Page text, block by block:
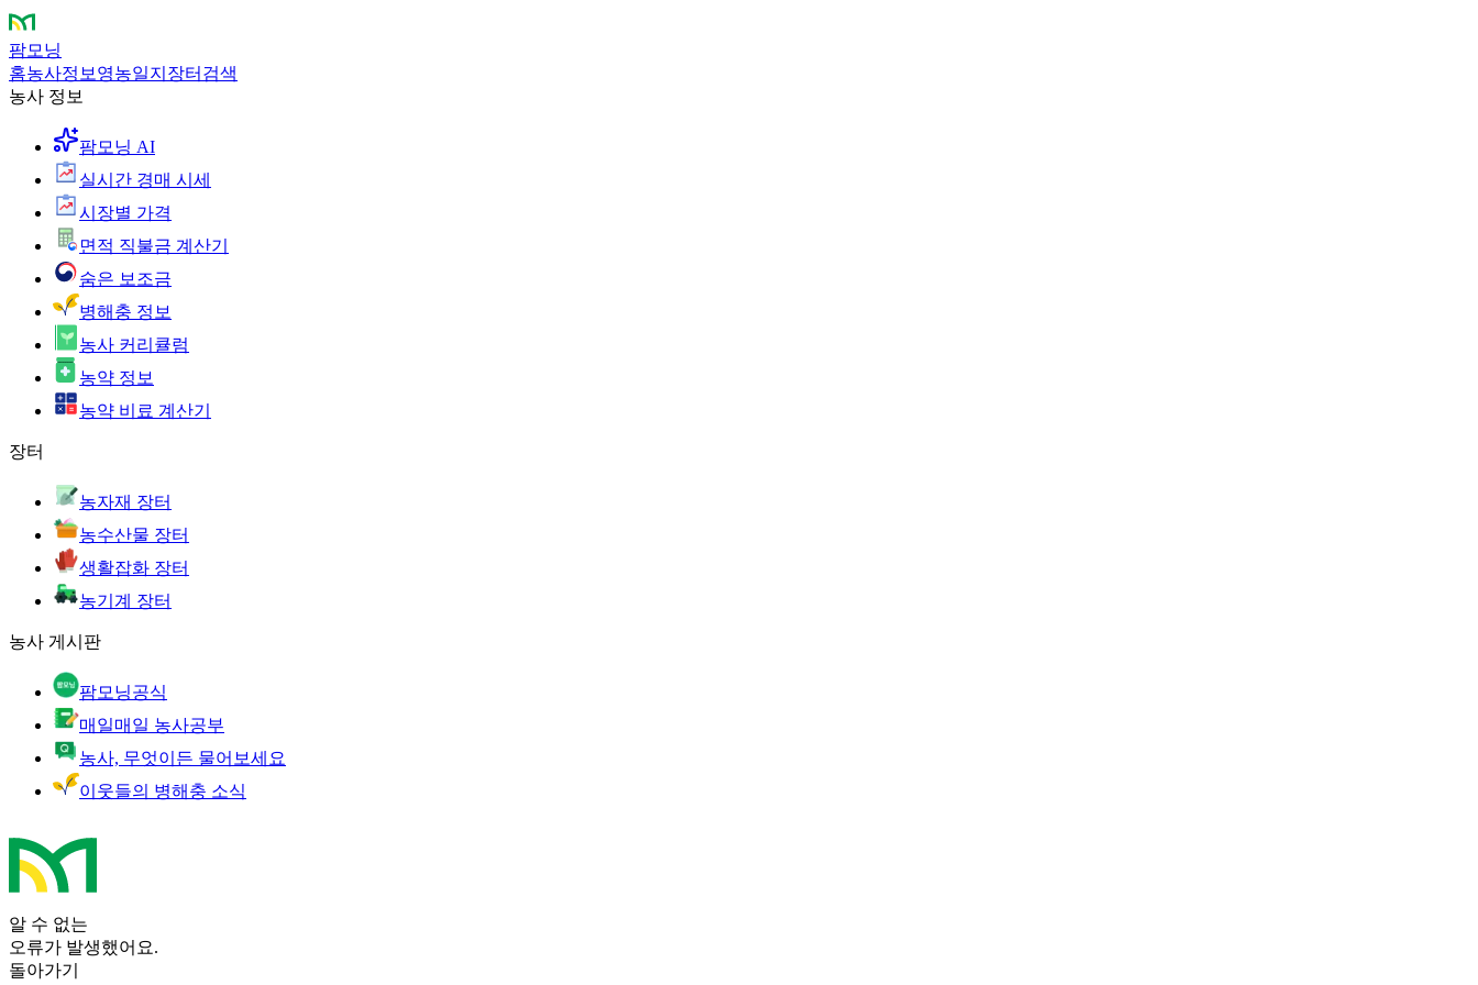
팜모닝
홈농사정보 영농일지 장터 검색
농사 정보
팜모닝 AI
실시간 경매 시세
시장별 가격
면적 직불금 계산기
숨은 보조금
병해충 정보
농사 커리큘럼
농약 정보
농약 비료 계산기
장터
농자재 장터
농수산물 장터
생활잡화 장터
농기계 장터
농사 게시판
팜모닝공식
매일매일 농사공부
농사, 무엇이든 물어보세요
이웃들의 병해충 소식
알 수 없는
오류가 발생했어요.
돌아가기